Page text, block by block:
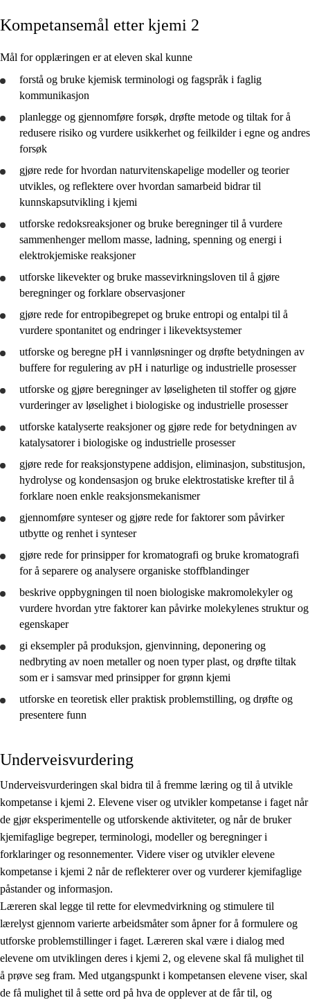
Kjerneelementer
Tverrfaglige temaer
Grunnleggende ferdigheter
Kjemi 1
Kjemi 2
Kompetansemål etter kjemi 2
Mål for opplæringen er at eleven skal kunne
forstå og bruke kjemisk terminologi og fagspråk i faglig
kommunikasjon
planlegge og gjennomføre forsøk, drøfte metode og tiltak for å
redusere risiko og vurdere usikkerhet og feilkilder i egne og andres
forsøk
gjøre rede forhvordan naturvitenskapelige modeller og teorier
utvikles, og reflektere over hvordan samarbeid bidrar til
kunnskapsutvikling i kjemi
utforske redoksreaksjoner og bruke beregninger til å vurdere
sammenhenger mellom masse, ladning, spenning og energi i
elektrokjemiske reaksjoner
utforske likevekter og bruke massevirkningsloven til å gjøre
beregninger og forklare observasjoner
gjøre rede forentropibegrepet og bruke entropi og entalpi til å
vurdere spontanitet og endringer i likevektsystemer
utforske og beregne pH i vannløsninger og drøfte betydningen av
buffere for regulering av pH i naturlige og industrielle prosesser
utforske og gjøre beregninger av løseligheten til stoffer og gjøre
vurderinger av løselighet i biologiske og industrielle prosesser
utforske katalyserte reaksjoner og gjøre rede forbetydningen av
katalysatorer i biologiske og industrielle prosesser
gjøre rede forreaksjonstypene addisjon, eliminasjon, substitusjon,
hydrolyse og kondensasjon og bruke elektrostatiske krefter til å
forklare noen enkle reaksjonsmekanismer
gjennomføre synteser og gjøre rede forfaktorer som påvirker
utbytte og renhet i synteser
gjøre rede forprinsipper for kromatografi og bruke kromatografi
for å separere og analysere organiske stoffblandinger
beskrive oppbygningen til noen biologiske makromolekyler og
vurdere hvordan ytre faktorer kan påvirke molekylenes struktur og
egenskaper
gi eksempler på produksjon, gjenvinning, deponering og
nedbryting av noen metaller og noen typer plast, og drøfte tiltak
som er i samsvar med prinsipper for grønn kjemi
utforske en teoretisk eller praktisk problemstilling, og drøfte og
presentere funn
Underveisvurdering
Underveisvurderingen skal bidra til å fremme læring og til å utvikle
kompetanse i kjemi 2. Elevene viser og utvikler kompetanse i faget når
de gjør eksperimentelle og utforskende aktiviteter, og når de bruker
kjemifaglige begreper, terminologi, modeller og beregninger i
forklaringer og resonnementer. Videre viser og utvikler elevene
kompetanse i kjemi 2 når de reflekterer over og vurderer kjemifaglige
påstander og informasjon.
Læreren skal legge til rette for elevmedvirkning og stimulere til
lærelyst gjennom varierte arbeidsmåter som åpner for å formulere og
utforske problemstillinger i faget. Læreren skal være i dialog med
elevene om utviklingen deres i kjemi 2, og elevene skal få mulighet til
å prøve seg fram. Med utgangspunkt i kompetansen elevene viser, skal
de få mulighet til å sette ord på hva de opplever at de får til, og